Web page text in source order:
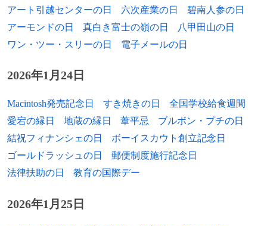
1949年 辻哲也、元プロ野球選手
1950年 金子晴美、ジャズ・シンガー
1951年 有川正沙子、作詞家
1951年 坂口志文、医学者（免疫学）
1952年 中田章道、将棋棋士
1953年 デジ・アナーズ・ジュニア、俳優
アート引越センターの日
六次産業の日
碧南人参の日
アーモンドの日
真白き富士の嶺の日
八甲田山の日
ワン・ツー・スリーの日
電子メールの日
2026年1月24日
Macintosh発売記念日 すき焼きの日
全国学校給食週間
愛宕の縁日
地蔵の縁日 葦平忌
ブルボン・プチの日
結祝フィナンシェの日
ボーイスカウト創立記念日
ゴールドラッシュの日
郵便制度施行記念日
法律扶助の日
教育の国際デー
2026年1月25日